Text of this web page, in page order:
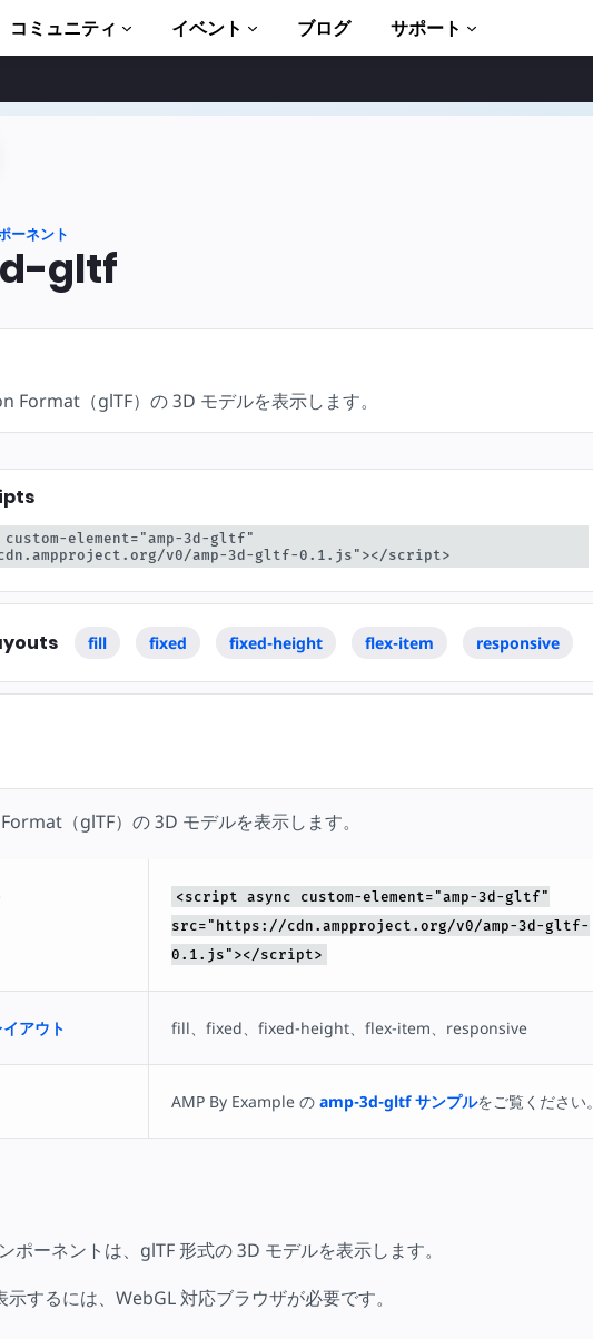
トリアル
る
リ一式
to AMP
習コース
コミュニティ イベント ブログ サポート
ーネント
gltf
Format（glTF）の 3D モデルを表示します。
element="amp-3d-gltf"
v0/amp-3d-gltf-0.1.js"></script>
fill fixed fixed-height flex-item responsive
（glTF）の 3D モデルを表示します。
<script async custom-element="amp-3d-gltf"
src="https://cdn.ampproject.org/v0/amp-3d-gltf-
0.1.js"></script>
アウト fill、fixed、fixed-height、flex-item、responsive
AMP By Example の amp-3d-gltf サンプルをご覧ください。
ポーネントは、glTF 形式の 3D モデルを表示します。
するには、WebGL 対応ブラウザが必要です。